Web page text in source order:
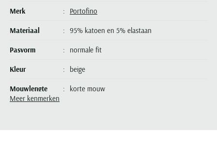
Tramarossa
Vanguard
Wellington of Billmore
Merk Portofino
Materiaal 95% katoen en 5% elastaan
Pasvorm normale fit
Kleur beige
Mouwlengte korte mouw
Meer kenmerken